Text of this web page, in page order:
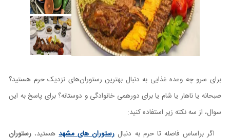
برای سرو چه وعده غذایی به دنبال بهترین رستوران‌های نزدیک حرم هستید؟
صبحانه یا ناهار یا شام یا برای دورهمی خانوادگی و دوستانه؟ برای پاسخ به این
سوال، از سه نکته زیر استفاده کنید:
اگر براساس فاصله تا حرم به دنبال رستوران های مشهد هستید، رستوران